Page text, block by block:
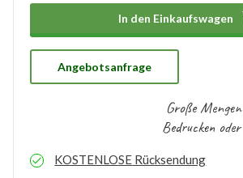
In den Einkaufswagen
Angebotsanfrage
Große
Bedrucken
KOSTENLOSE Rücksendung